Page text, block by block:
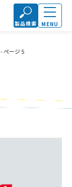
製品検索 MENU
-ページ 5